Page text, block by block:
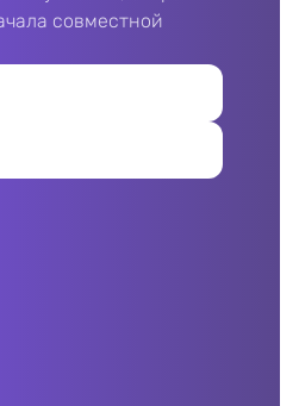
совместной